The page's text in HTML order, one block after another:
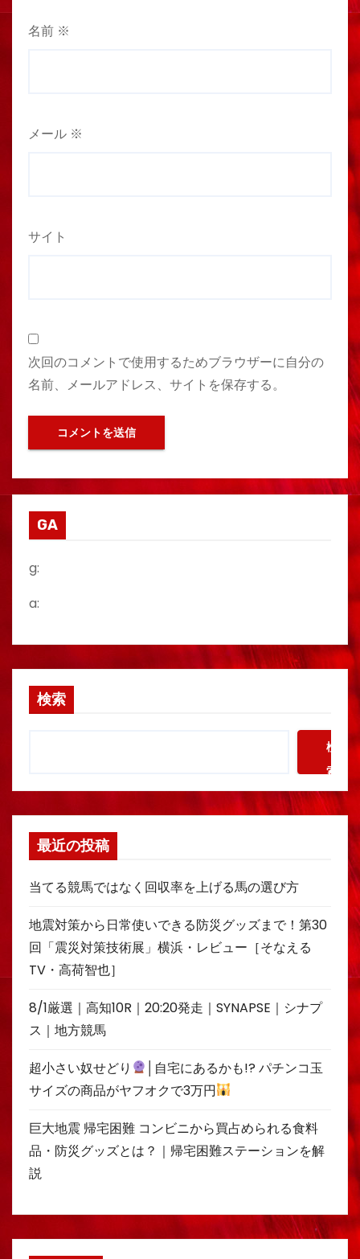
名前 ※
メール ※
サイト
次回のコメントで使用するためブラウザーに自分の
名前、メールアドレス、サイトを保存する。
GA
g:
a:
検索
検
索
最近の投稿
当てる競馬ではなく回収率を上げる馬の選び方
地震対策から日常使いできる防災グッズまで！第30
回「震災対策技術展」横浜・レビュー［そなえる
TV・高荷智也］
8/1厳選｜高知10R｜20:20発走｜SYNAPSE｜シナプ
ス｜地方競馬
超小さい奴せどり
│自宅にあるかも!? パチンコ玉
サイズの商品がヤフオクで3万円
巨大地震 帰宅困難 コンビニから買占められる食料
品・防災グッズとは？｜帰宅困難ステーションを解
説